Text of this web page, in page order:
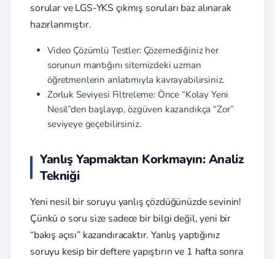
sorular ve LGS-YKS çıkmış soruları baz alınarak
hazırlanmıştır.
Video Çözümlü Testler: Çözemediğiniz her
sorunun mantığını sitemizdeki uzman
öğretmenlerin anlatımıyla kavrayabilirsiniz.
Zorluk Seviyesi Filtreleme: Önce “Kolay Yeni
Nesil”den başlayıp, özgüven kazandıkça “Zor”
seviyeye geçebilirsiniz.
Yanlış Yapmaktan Korkmayın: Analiz
Tekniği
Yeni nesil bir soruyu yanlış çözdüğünüzde sevinin!
Çünkü o soru size sadece bir bilgi değil, yeni bir
“bakış açısı” kazandıracaktır. Yanlış yaptığınız
soruyu kesip bir deftere yapıştırın ve 1 hafta sonra